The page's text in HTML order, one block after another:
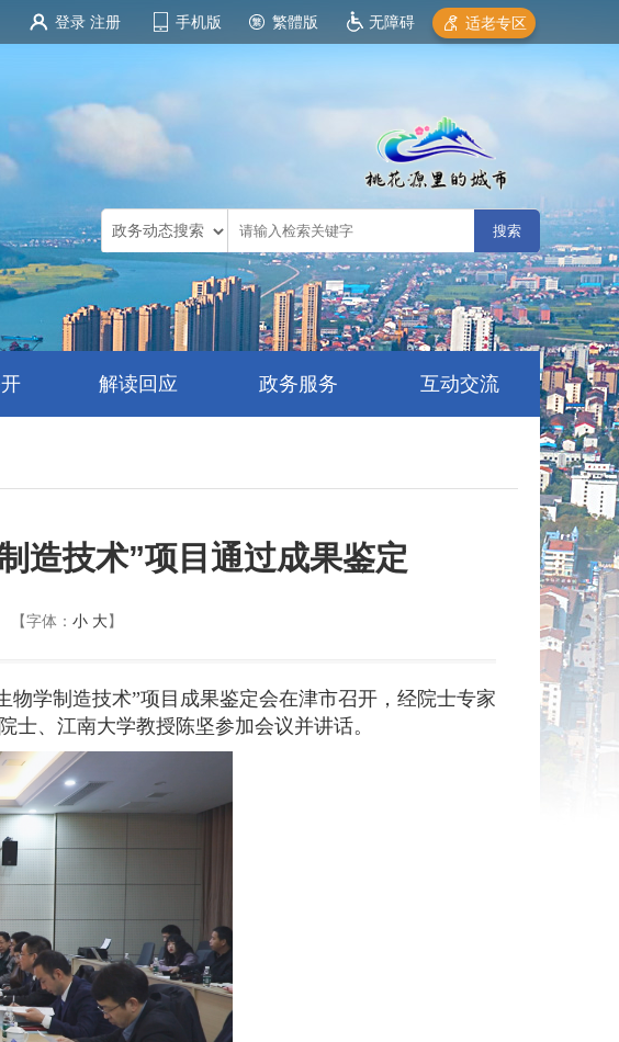
登录 注册 手机版 繁體版 无障碍 适老专区
解读回应 政务服务 互动交流
造技术”项目通过成果鉴定
【字体： 小 大】
学制造技术”项目成果鉴定会在津市召开，经院士专家
、江南大学教授陈坚参加会议并讲话。